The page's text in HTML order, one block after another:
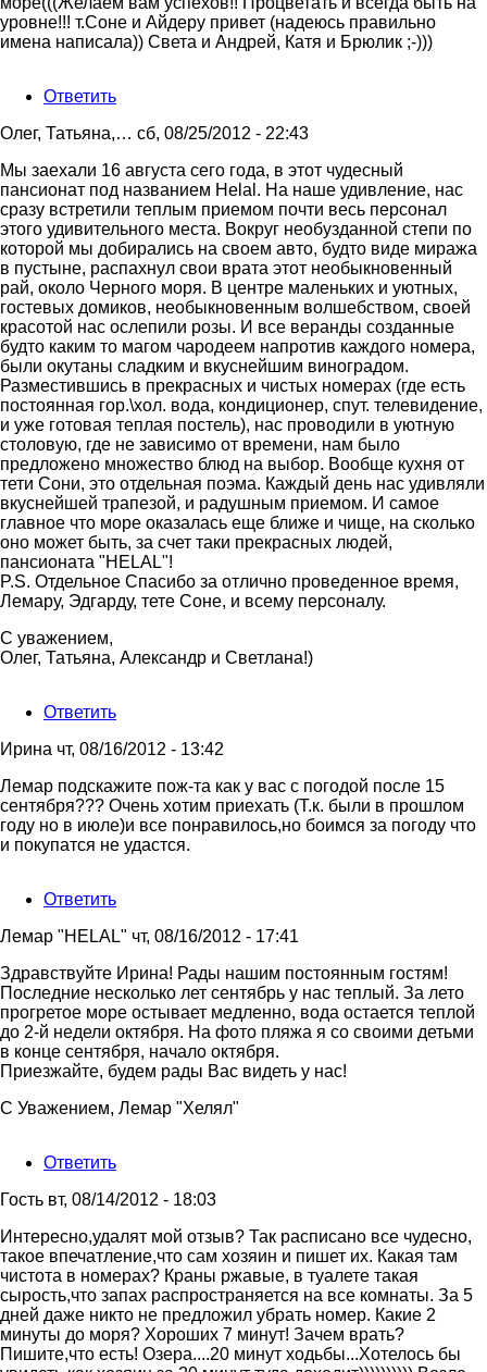
уровне!!! т.Соне и Айдеру привет (надеюсь правильно
имена написала)) Света и Андрей, Катя и Брюлик ;-)))
Ответить
Олег, Татьяна,… сб, 08/25/2012 - 22:43
Мы заехали 16 августа сего года, в этот чудесный
пансионат под названием Helal. На наше удивление, нас
сразу встретили теплым приемом почти весь персонал
этого удивительного места. Вокруг необузданной степи по
которой мы добирались на своем авто, будто виде миража
в пустыне, распахнул свои врата этот необыкновенный
рай, около Черного моря. В центре маленьких и уютных,
гостевых домиков, необыкновенным волшебством, своей
красотой нас ослепили розы. И все веранды созданные
будто каким то магом чародеем напротив каждого номера,
были окутаны сладким и вкуснейшим виноградом.
Разместившись в прекрасных и чистых номерах (где есть
постоянная гор.\хол. вода, кондиционер, спут. телевидение,
и уже готовая теплая постель), нас проводили в уютную
столовую, где не зависимо от времени, нам было
предложено множество блюд на выбор. Вообще кухня от
тети Сони, это отдельная поэма. Каждый день нас удивляли
вкуснейшей трапезой, и радушным приемом. И самое
главное что море оказалась еще ближе и чище, на сколько
оно может быть, за счет таки прекрасных людей,
пансионата "HELAL"!
P.S. Отдельное Спасибо за отлично проведенное время,
Лемару, Эдгарду, тете Соне, и всему персоналу.
С уважением,
Олег, Татьяна, Александр и Светлана!)
Ответить
Ирина чт, 08/16/2012 - 13:42
Лемар подскажите пож-та как у вас с погодой после 15
сентября??? Очень хотим приехать (Т.к. были в прошлом
году но в июле)и все понравилось,но боимся за погоду что
и покупатся не удастся.
Ответить
Лемар "HELAL" чт, 08/16/2012 - 17:41
Ответ
на
Лемар
подскажите
пож-
та
у
Здравствуйте Ирина! Рады нашим постоянным гостям!
Последние несколько лет сентябрь у нас теплый. За лето
прогретое море остывает медленно, вода остается теплой
до 2-й недели октября. На фото пляжа я со своими детьми
в конце сентября, начало октября.
Приезжайте, будем рады Вас видеть у нас!
С Уважением, Лемар "Хелял"
Ответить
Гость вт, 08/14/2012 - 18:03
Интересно,удалят мой отзыв? Так расписано все чудесно,
такое впечатление,что сам хозяин и пишет их. Какая там
чистота в номерах? Краны ржавые, в туалете такая
сырость,что запах распространяется на все комнаты. За 5
дней даже никто не предложил убрать номер. Какие 2
минуты до моря? Хороших 7 минут! Зачем врать?
Пишите,что есть! Озера....20 минут ходьбы...Хотелось бы